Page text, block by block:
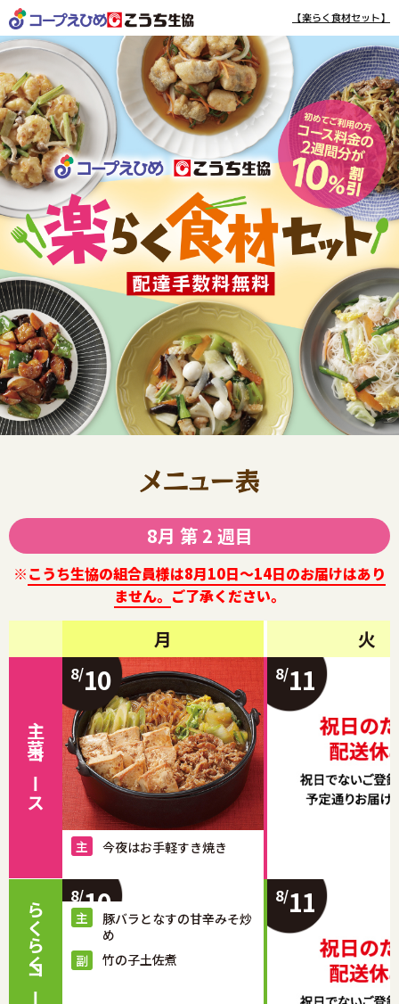
【楽らく食材セット】
8月 第 2 週目
※こうち生協の組合員様は8月10日～14日のお届けはあり
ません。 ご了承ください。
月 火
主菜コース
8/10
今夜はお手軽すき焼き
8/11
らくらくコース
8/10豚バラとなすの甘辛みそ炒
め
竹の子土佐煮
8/11